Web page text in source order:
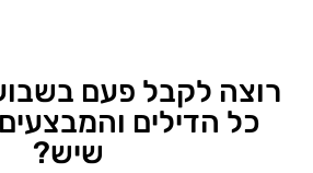
רוצה לקבל פעם
כל הדילים והמבצעים
שיש?